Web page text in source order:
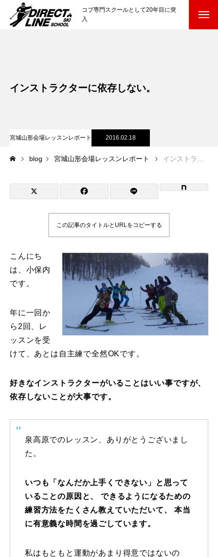
コブ専門スクールとして20年目に突
入
参加までの流れ
参加費のお支払い
各会場の集合場所
スキー場から選ぶ Ski Area
鷲ヶ岳＆高鷲スノーパーク
宮城山形
岩手高原
白馬五竜FA
レッスンテーマから選ぶ Lesson Theme
初級1
初級2
中級2
特別講座
講師から選ぶ Instructor
インストラクター募集
インストラクター一覧
インストラクターに依存しない。
宮城山形会場レッスンレポート 2016.02.18
blog 宮城山形会場レッスンレポート インストラクターに依存しない。
この記事のタイトルとURLをコピーする
こんにち
は、小保内
です。
年に一回か
ら2回、レ
ッスンを受
けて、あとは自主練で全然OKです。
好きなインストラクターがいることはいい事ですが、
依存しないことが大事です。
泉高原でのレッスン、ありがとうございまし
た。
いつも「なんだか上手くできない」と思って
いることの原因と、 できるようになるための
練習方法をたくさん教えていただいて、 本当
に有意義な時間を過ごしています。
私はもともと運動があまり得意ではないの